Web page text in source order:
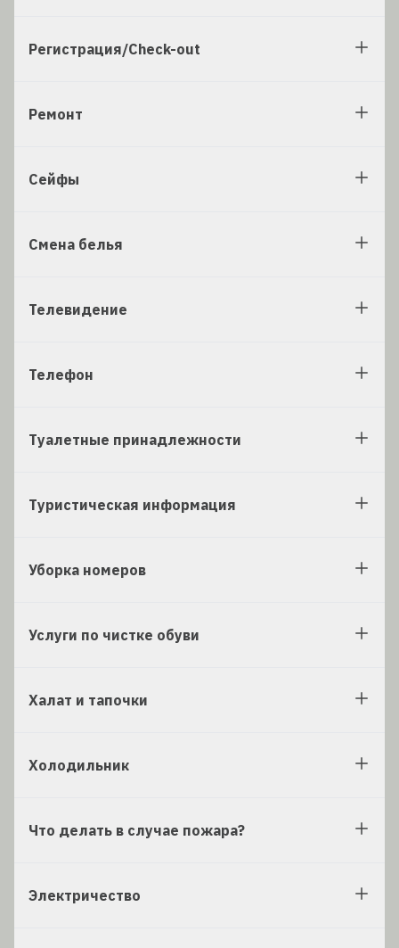
Регистрация/Check-out
Ремонт
Сейфы
Смена белья
Телевидение
Телефон
Туалетные принадлежности
Туристическая информация
Уборка номеров
Услуги по чистке обуви
Халат и тапочки
Холодильник
Что делать в случае пожара?
Электричество